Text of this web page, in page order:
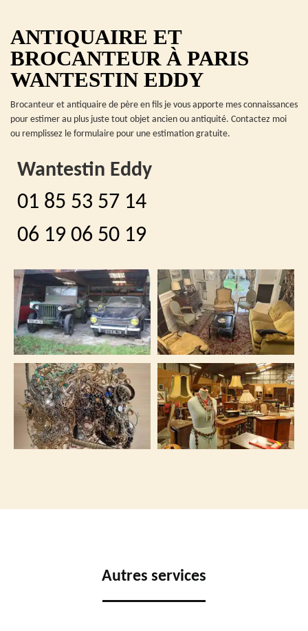
ANTIQUAIRE ET
BROCANTEUR À PARIS
WANTESTIN EDDY
Brocanteur et antiquaire de père en fils je vous apporte mes connaissances
pour estimer au plus juste tout objet ancien ou antiquité. Contactez moi
ou remplissez le formulaire pour une estimation gratuite.
Wantestin Eddy
01 85 53 57 14
06 19 06 50 19
Autres services